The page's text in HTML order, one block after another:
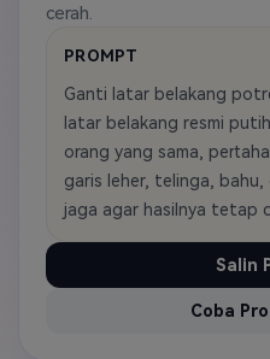
cerah.
PROMPT
Ganti latar belakang
latar belakang resmi
orang yang sama,
garis leher, telinga,
jaga agar hasilnya tetap
Salin
Coba